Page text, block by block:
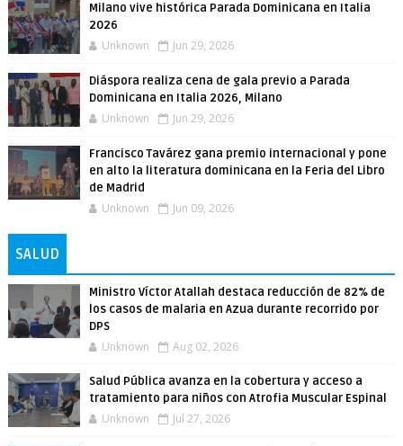
Milano vive histórica Parada Dominicana en Italia
2026
Unknown Jun 29, 2026
Diáspora realiza cena de gala previo a Parada
Dominicana en Italia 2026, Milano
Unknown Jun 29, 2026
Francisco Tavárez gana premio internacional y pone
en alto la literatura dominicana en la Feria del Libro
de Madrid
Unknown Jun 09, 2026
SALUD
Ministro Víctor Atallah destaca reducción de 82% de
los casos de malaria en Azua durante recorrido por
DPS
Unknown Aug 02, 2026
Salud Pública avanza en la cobertura y acceso a
tratamiento para niños con Atrofia Muscular Espinal
Unknown Jul 27, 2026